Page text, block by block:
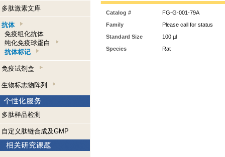
多肽激素文库
抗体
免疫组化抗体
纯化免疫球蛋白
抗体标记
免疫试剂盒
生物标志物阵列
多肽样品检测
自定义肽链合成及GMP
Catalog #
FG-G-001-79A
Family
Please call for status
Standard Size
100 µl
Species
Rat